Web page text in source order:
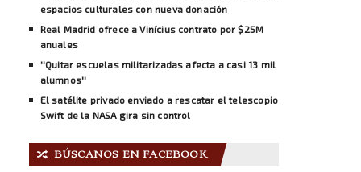
espacios culturales con nueva donación
Real Madrid ofrece a Vinícius contrato por $25M
anuales
''Quitar escuelas militarizadas afecta a casi 13 mil
alumnos''
El satélite privado enviado a rescatar el telescopio
Swift de la NASA gira sin control
🔀 BÚSCANOS EN FACEBOOK